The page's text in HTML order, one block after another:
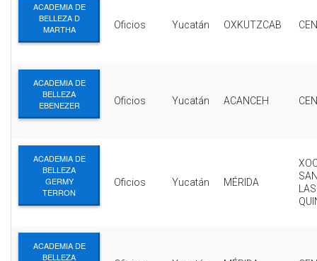
ACADEMIA DE
BELLEZA D
MARTHA
Oficios Yucatán OXKUTZCAB
ACADEMIA DE
BELLEZA
EBENEZER
Oficios Yucatán ACANCEH
ACADEMIA DE
BELLEZA
GERMY
TERRON
Oficios Yucatán MÉRIDA
LAS
ACADEMIA DE
BELLEZA